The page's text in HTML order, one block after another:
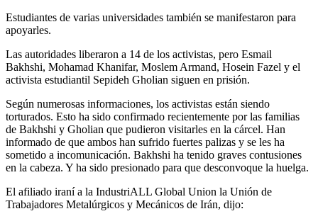
Estudiantes de varias universidades también se manifestaron para
apoyarles.
Las autoridades liberaron a 14 de los activistas, pero Esmail
Bakhshi, Mohamad Khanifar, Moslem Armand, Hosein Fazel y el
activista estudiantil Sepideh Gholian siguen en prisión.
Según numerosas informaciones, los activistas están siendo
torturados. Esto ha sido confirmado recientemente por las familias
de Bakhshi y Gholian que pudieron visitarles en la cárcel. Han
informado de que ambos han sufrido fuertes palizas y se les ha
sometido a incomunicación. Bakhshi ha tenido graves contusiones
en la cabeza. Y ha sido presionado para que desconvoque la huelga.
El afiliado iraní a la IndustriALL Global Union la Unión de
Trabajadores Metalúrgicos y Mecánicos de Irán, dijo: